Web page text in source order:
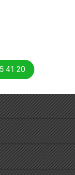
41 20